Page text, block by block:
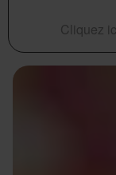
Cliquez